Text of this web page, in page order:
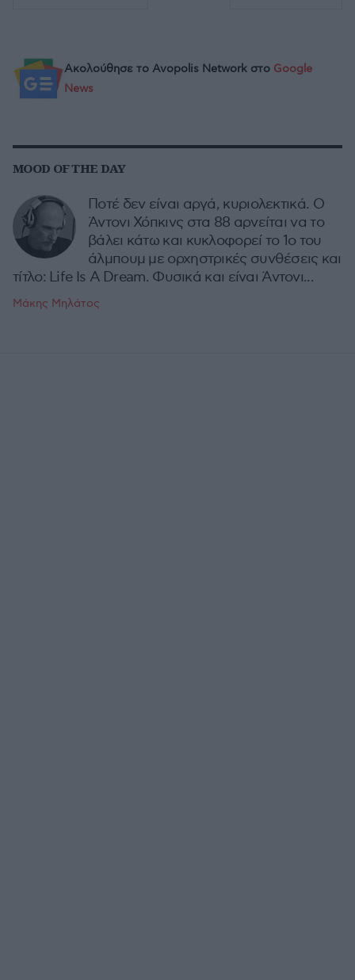
Ακολούθησε το Avopolis Network στο Google
News
MOOD OF THE DAY
Ποτέ δεν είναι αργά, κυριολεκτικά. Ο
Άντονι Χόπκινς στα 88 αρνείται να το
βάλει κάτω και κυκλοφορεί το 1ο του
άλμπουμ με ορχηστρικές συνθέσεις και
τίτλο: Life Is A Dream. Φυσικά και είναι Άντονι...
Μάκης Μηλάτος